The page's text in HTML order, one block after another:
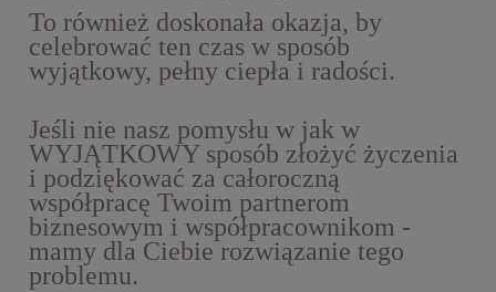
To również doskonała okazja, by
celebrować ten czas w sposób
wyjątkowy, pełny ciepła i radości.
Jeśli nie nasz pomysłu w jak w
WYJĄTKOWY sposób złożyć życzenia
i podziękować za całoroczną
współpracę Twoim partnerom
biznesowym i współpracownikom -
mamy dla Ciebie rozwiązanie tego
problemu.